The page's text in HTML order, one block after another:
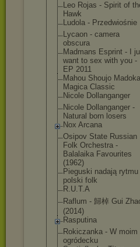
Leo Rojas - Spirit of
Hawk
Ludola - Przedwiośnie
Lycaon - camera
obscura
Madmans Esprint - I
want to sex with you -
EP 2011
Mahou Shoujo Madoka
Magica Classic
Nicole Dollanganger
Nicole Dollanganger -
Natural born losers
Nox Arcana
Osipov State Russian
Folk Orchestra -
Balalaika Favourites
(1962)
Pieguski nadają rytmu
polski folk
R.U.T.A
Raflum - 歸棹 Gui
(2014)
Rasputina
Rokiczanka - W moim
ogródecku